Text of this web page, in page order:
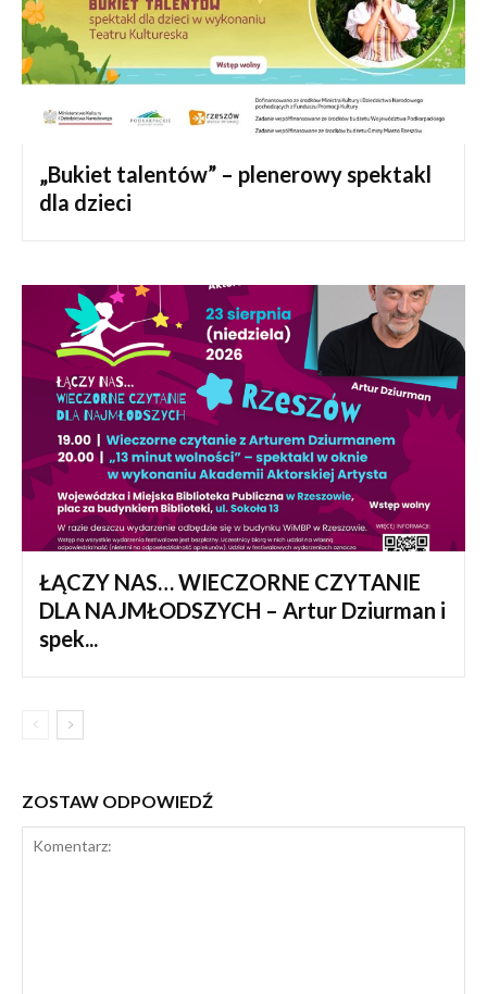
„Bukiet talentów” – plenerowy spektakl
dla dzieci
ŁĄCZY NAS… WIECZORNE CZYTANIE
DLA NAJMŁODSZYCH – Artur Dziurman i
spek...
ZOSTAW ODPOWIEDŹ